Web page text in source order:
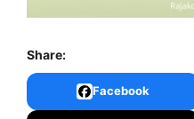
Share:
Facebook